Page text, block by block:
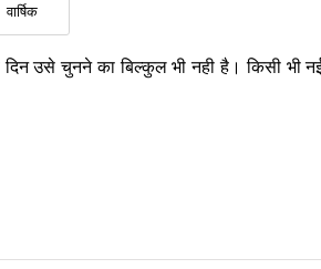
वार्षिक
उसे चुनने का बिल्कुल भी नही है। किसी भी